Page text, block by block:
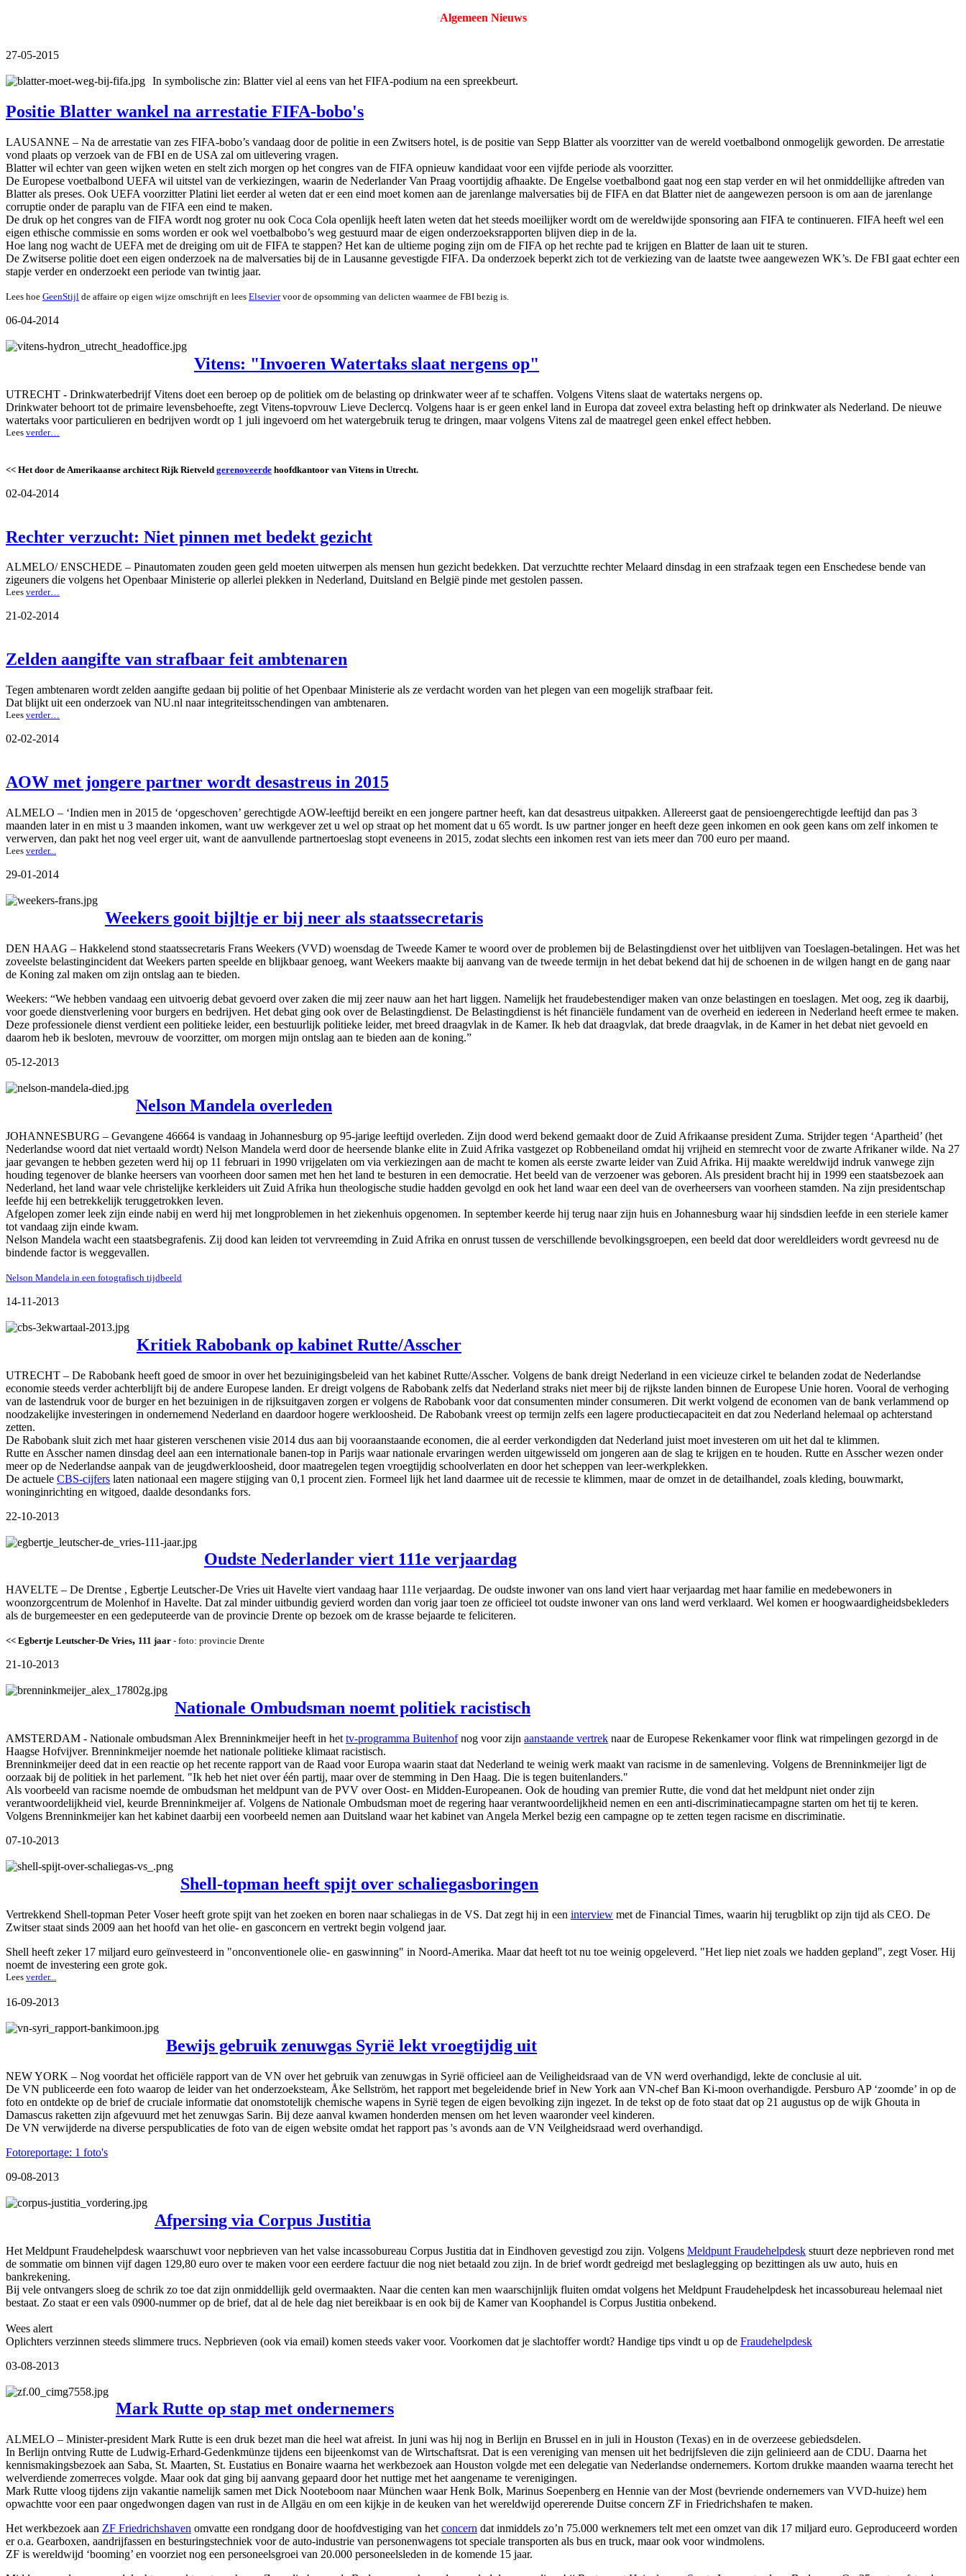
Algemeen Nieuws
27-05-2015
In symbolische zin: Blatter viel al eens van het FIFA-podium na een spreekbeurt.
Positie Blatter wankel na arrestatie FIFA-bobo's
LAUSANNE – Na de arrestatie van zes FIFA-bobo’s vandaag door de politie in een Zwitsers hotel, is de positie van Sepp Blatter als voorzitter van de wereld voetbalbond onmogelijk geworden. De arrestatie
vond plaats op verzoek van de FBI en de USA zal om uitlevering vragen.
Blatter wil echter van geen wijken weten en stelt zich morgen op het congres van de FIFA opnieuw kandidaat voor een vijfde periode als voorzitter.
De Europese voetbalbond UEFA wil uitstel van de verkiezingen, waarin de Nederlander Van Praag voortijdig afhaakte. De Engelse voetbalbond gaat nog een stap verder en wil het onmiddellijke aftreden van
Blatter als preses. Ook UEFA voorzitter Platini liet eerder al weten dat er een eind moet komen aan de jarenlange malversaties bij de FIFA en dat Blatter niet de aangewezen persoon is om aan de jarenlange
corruptie onder de paraplu van de FIFA een eind te maken.
De druk op het congres van de FIFA wordt nog groter nu ook Coca Cola openlijk heeft laten weten dat het steeds moeilijker wordt om de wereldwijde sponsoring aan FIFA te continueren. FIFA heeft wel een
eigen ethische commissie en soms worden er ook wel voetbalbobo’s weg gestuurd maar de eigen onderzoeksrapporten blijven diep in de la.
Hoe lang nog wacht de UEFA met de dreiging om uit de FIFA te stappen? Het kan de ultieme poging zijn om de FIFA op het rechte pad te krijgen en Blatter de laan uit te sturen.
De Zwitserse politie doet een eigen onderzoek na de malversaties bij de in Lausanne gevestigde FIFA. Da onderzoek beperkt zich tot de verkiezing van de laatste twee aangewezen WK’s. De FBI gaat echter een
stapje verder en onderzoekt een periode van twintig jaar.
Lees hoe GeenStijl de affaire op eigen wijze omschrijft en lees Elseviervoor de opsomming van delicten waarmee de FBI bezig is.
06-04-2014
Vitens: "Invoeren Watertaks slaat nergens op"
UTRECHT - Drinkwaterbedrijf Vitens doet een beroep op de politiek om de belasting op drinkwater weer af te schaffen. Volgens Vitens slaat de watertaks nergens op.
Drinkwater behoort tot de primaire levensbehoefte, zegt Vitens-topvrouw Lieve Declercq. Volgens haar is er geen enkel land in Europa dat zoveel extra belasting heft op drinkwater als Nederland. De nieuwe
watertaks voor particulieren en bedrijven wordt op 1 juli ingevoerd om het watergebruik terug te dringen, maar volgens Vitens zal de maatregel geen enkel effect hebben.
Lees verder…
<< Het door de Amerikaanse architect Rijk Rietveld gerenoveerde hoofdkantoor van Vitens in Utrecht.
02-04-2014
Rechter verzucht: Niet pinnen met bedekt gezicht
ALMELO/ ENSCHEDE – Pinautomaten zouden geen geld moeten uitwerpen als mensen hun gezicht bedekken. Dat verzuchtte rechter Melaard dinsdag in een strafzaak tegen een Enschedese bende van
zigeuners die volgens het Openbaar Ministerie op allerlei plekken in Nederland, Duitsland en België pinde met gestolen passen.
Lees verder…
21-02-2014
Zelden aangifte van strafbaar feit ambtenaren
Tegen ambtenaren wordt zelden aangifte gedaan bij politie of het Openbaar Ministerie als ze verdacht worden van het plegen van een mogelijk strafbaar feit.
Dat blijkt uit een onderzoek van NU.nl naar integriteitsschendingen van ambtenaren.
Lees verder…
02-02-2014
AOW met jongere partner wordt desastreus in 2015
ALMELO – ‘Indien men in 2015 de ‘opgeschoven’ gerechtigde AOW-leeftijd bereikt en een jongere partner heeft, kan dat desastreus uitpakken. Allereerst gaat de pensioengerechtigde leeftijd dan pas 3
maanden later in en mist u 3 maanden inkomen, want uw werkgever zet u wel op straat op het moment dat u 65 wordt. Is uw partner jonger en heeft deze geen inkomen en ook geen kans om zelf inkomen te
verwerven, dan pakt het nog veel erger uit, want de aanvullende partnertoeslag stopt eveneens in 2015, zodat slechts een inkomen rest van iets meer dan 700 euro per maand.
Lees verder...
29-01-2014
Weekers gooit bijltje er bij neer als staatssecretaris
DEN HAAG – Hakkelend stond staatssecretaris Frans Weekers (VVD) woensdag de Tweede Kamer te woord over de problemen bij de Belastingdienst over het uitblijven van Toeslagen-betalingen. Het was het
zoveelste belastingincident dat Weekers parten speelde en blijkbaar genoeg, want Weekers maakte bij aanvang van de tweede termijn in het debat bekend dat hij de schoenen in de wilgen hangt en de gang naar
de Koning zal maken om zijn ontslag aan te bieden.
Weekers: “We hebben vandaag een uitvoerig debat gevoerd over zaken die mij zeer nauw aan het hart liggen. Namelijk het fraudebestendiger maken van onze belastingen en toeslagen. Met oog, zeg ik daarbij,
voor goede dienstverlening voor burgers en bedrijven. Het debat ging ook over de Belastingdienst. De Belastingdienst is hét financiële fundament van de overheid en iedereen in Nederland heeft ermee te maken.
Deze professionele dienst verdient een politieke leider, een bestuurlijk politieke leider, met breed draagvlak in de Kamer. Ik heb dat draagvlak, dat brede draagvlak, in de Kamer in het debat niet gevoeld en
daarom heb ik besloten, mevrouw de voorzitter, om morgen mijn ontslag aan te bieden aan de koning.”
05-12-2013
Nelson Mandela overleden
JOHANNESBURG – Gevangene 46664 is vandaag in Johannesburg op 95-jarige leeftijd overleden. Zijn dood werd bekend gemaakt door de Zuid Afrikaanse president Zuma. Strijder tegen ‘Apartheid’ (het
Nederlandse woord dat niet vertaald wordt) Nelson Mandela werd door de heersende blanke elite in Zuid Afrika vastgezet op Robbeneiland omdat hij vrijheid en stemrecht voor de zwarte Afrikaner wilde. Na 27
jaar gevangen te hebben gezeten werd hij op 11 februari in 1990 vrijgelaten om via verkiezingen aan de macht te komen als eerste zwarte leider van Zuid Afrika. Hij maakte wereldwijd indruk vanwege zijn
houding tegenover de blanke heersers van voorheen door samen met hen het land te besturen in een democratie. Het beeld van de verzoener was geboren. Als president bracht hij in 1999 een staatsbezoek aan
Nederland, het land waar vele christelijke kerkleiders uit Zuid Afrika hun theologische studie hadden gevolgd en ook het land waar een deel van de overheersers van voorheen stamden. Na zijn presidentschap
leefde hij een betrekkelijk teruggetrokken leven.
Afgelopen zomer leek zijn einde nabij en werd hij met longproblemen in het ziekenhuis opgenomen. In september keerde hij terug naar zijn huis en Johannesburg waar hij sindsdien leefde in een steriele kamer
tot vandaag zijn einde kwam.
Nelson Mandela wacht een staatsbegrafenis. Zij dood kan leiden tot vervreemding in Zuid Afrika en onrust tussen de verschillende bevolkingsgroepen, een beeld dat door wereldleiders wordt gevreesd nu de
bindende factor is weggevallen.
Nelson Mandela in een fotografisch tijdbeeld
14-11-2013
Kritiek Rabobank op kabinet Rutte/Asscher
UTRECHT – De Rabobank heeft goed de smoor in over het bezuinigingsbeleid van het kabinet Rutte/Asscher. Volgens de bank dreigt Nederland in een vicieuze cirkel te belanden zodat de Nederlandse
economie steeds verder achterblijft bij de andere Europese landen. Er dreigt volgens de Rabobank zelfs dat Nederland straks niet meer bij de rijkste landen binnen de Europese Unie horen. Vooral de verhoging
van de lastendruk voor de burger en het bezuinigen in de rijksuitgaven zorgen er volgens de Rabobank voor dat consumenten minder consumeren. Dit werkt volgend de economen van de bank verlammend op
noodzakelijke investeringen in ondernemend Nederland en daardoor hogere werkloosheid. De Rabobank vreest op termijn zelfs een lagere productiecapaciteit en dat zou Nederland helemaal op achterstand
zetten.
De Rabobank sluit zich met haar gisteren verschenen visie 2014 dus aan bij vooraanstaande economen, die al eerder verkondigden dat Nederland juist moet investeren om uit het dal te klimmen.
Rutte en Asscher namen dinsdag deel aan een internationale banen-top in Parijs waar nationale ervaringen werden uitgewisseld om jongeren aan de slag te krijgen en te houden. Rutte en Asscher wezen onder
meer op de Nederlandse aanpak van de jeugdwerkloosheid, door maatregelen tegen vroegtijdig schoolverlaten en door het scheppen van leer-werkplekken.
De actuele CBS-cijfers laten nationaal een magere stijging van 0,1 procent zien. Formeel lijk het land daarmee uit de recessie te klimmen, maar de omzet in de detailhandel, zoals kleding, bouwmarkt,
woninginrichting en witgoed, daalde desondanks fors.
22-10-2013
Oudste Nederlander viert 111e verjaardag
HAVELTE – De Drentse , Egbertje Leutscher-De Vries uit Havelte viert vandaag haar 111e verjaardag. De oudste inwoner van ons land viert haar verjaardag met haar familie en medebewoners in
woonzorgcentrum de Molenhof in Havelte. Dat zal minder uitbundig gevierd worden dan vorig jaar toen ze officieel tot oudste inwoner van ons land werd verklaard. Wel komen er hoogwaardigheidsbekleders
als de burgemeester en een gedeputeerde van de provincie Drente op bezoek om de krasse bejaarde te feliciteren.
<< Egbertje Leutscher-De Vries, 111 jaar - foto: provincie Drente
21-10-2013
Nationale Ombudsman noemt politiek racistisch
AMSTERDAM - Nationale ombudsman Alex Brenninkmeijer heeft in het tv-programma Buitenhofnog voor zijn aanstaande vertrek naar de Europese Rekenkamer voor flink wat rimpelingen gezorgd in de
Haagse Hofvijver. Brenninkmeijer noemde het nationale politieke klimaat racistisch.
Brenninkmeijer deed dat in een reactie op het recente rapport van de Raad voor Europa waarin staat dat Nederland te weinig werk maakt van racisme in de samenleving. Volgens de Brenninkmeijer ligt de
oorzaak bij de politiek in het parlement. "Ik heb het niet over één partij, maar over de stemming in Den Haag. Die is tegen buitenlanders."
Als voorbeeld van racisme noemde de ombudsman het meldpunt van de PVV over Oost- en Midden-Europeanen. Ook de houding van premier Rutte, die vond dat het meldpunt niet onder zijn
verantwoordelijkheid viel, keurde Brenninkmeijer af. Volgens de Nationale Ombudsman moet de regering haar verantwoordelijkheid nemen en een anti-discriminatiecampagne starten om het tij te keren.
Volgens Brenninkmeijer kan het kabinet daarbij een voorbeeld nemen aan Duitsland waar het kabinet van Angela Merkel bezig een campagne op te zetten tegen racisme en discriminatie.
07-10-2013
Shell-topman heeft spijt over schaliegasboringen
Vertrekkend Shell-topman Peter Voser heeft grote spijt van het zoeken en boren naar schaliegas in de VS. Dat zegt hij in een interview met de Financial Times, waarin hij terugblikt op zijn tijd als CEO. De
Zwitser staat sinds 2009 aan het hoofd van het olie- en gasconcern en vertrekt begin volgend jaar.
Shell heeft zeker 17 miljard euro geïnvesteerd in "onconventionele olie- en gaswinning" in Noord-Amerika. Maar dat heeft tot nu toe weinig opgeleverd. "Het liep niet zoals we hadden gepland", zegt Voser. Hij
noemt de investering een grote gok.
Lees verder...
16-09-2013
Bewijs gebruik zenuwgas Syrië lekt vroegtijdig uit
NEW YORK – Nog voordat het officiële rapport van de VN over het gebruik van zenuwgas in Syrië officieel aan de Veiligheidsraad van de VN werd overhandigd, lekte de conclusie al uit.
De VN publiceerde een foto waarop de leider van het onderzoeksteam, Åke Sellström, het rapport met begeleidende brief in New York aan VN-chef Ban Ki-moon overhandigde. Persburo AP ‘zoomde’ in op de
foto en ontdekte op de brief de cruciale informatie dat onomstotelijk chemische wapens in Syrië tegen de eigen bevolking zijn ingezet. In de tekst op de foto staat dat op 21 augustus op de wijk Ghouta in
Damascus raketten zijn afgevuurd met het zenuwgas Sarin. Bij deze aanval kwamen honderden mensen om het leven waaronder veel kinderen.
De VN verwijderde na diverse perspublicaties de foto van de eigen website omdat het rapport pas 's avonds aan de VN Veilgheidsraad werd overhandigd.
Fotoreportage: 1 foto's
09-08-2013
Afpersing via Corpus Justitia
Het Meldpunt Fraudehelpdesk waarschuwt voor nepbrieven van het valse incassobureau Corpus Justitia dat in Eindhoven gevestigd zou zijn. Volgens Meldpunt Fraudehelpdesk stuurt deze nepbrieven rond met
de sommatie om binnen vijf dagen 129,80 euro over te maken voor een eerdere factuur die nog niet betaald zou zijn. In de brief wordt gedreigd met beslaglegging op bezittingen als uw auto, huis en
bankrekening.
Bij vele ontvangers sloeg de schrik zo toe dat zijn onmiddellijk geld overmaakten. Naar die centen kan men waarschijnlijk fluiten omdat volgens het Meldpunt Fraudehelpdesk het incassobureau helemaal niet
bestaat. Zo staat er een vals 0900-nummer op de brief, dat al de hele dag niet bereikbaar is en ook bij de Kamer van Koophandel is Corpus Justitia onbekend.
Wees alert
Oplichters verzinnen steeds slimmere trucs. Nepbrieven (ook via email) komen steeds vaker voor. Voorkomen dat je slachtoffer wordt? Handige tips vindt u op de Fraudehelpdesk
03-08-2013
Mark Rutte op stap met ondernemers
ALMELO – Minister-president Mark Rutte is een druk bezet man die heel wat afreist. In juni was hij nog in Berlijn en Brussel en in juli in Houston (Texas) en in de overzeese gebiedsdelen.
In Berlijn ontving Rutte de Ludwig-Erhard-Gedenkmünze tijdens een bijeenkomst van de Wirtschaftsrat. Dat is een vereniging van mensen uit het bedrijfsleven die zijn gelinieerd aan de CDU. Daarna het
kennismakingsbezoek aan Saba, St. Maarten, St. Eustatius en Bonaire waarna het werkbezoek aan Houston volgde met een delegatie van Nederlandse ondernemers. Kortom drukke maanden waarna terecht het
welverdiende zomerreces volgde. Maar ook dat ging bij aanvang gepaard door het nuttige met het aangename te verenigingen.
Mark Rutte vloog tijdens zijn vakantie namelijk samen met Dick Nooteboom naar München waar Henk Bolk, Marinus Soepenberg en Hennie van der Most (bevriende ondernemers van VVD-huize) hem
opwachtte voor een paar ongedwongen dagen van rust in de Allgäu en om een kijkje in de keuken van het wereldwijd opererende Duitse concern ZF in Friedrichshafen te maken.
Het werkbezoek aan ZF Friedrichshaven omvatte een rondgang door de hoofdvestiging van het concern dat inmiddels zo’n 75.000 werknemers telt met een omzet van dik 17 miljard euro. Geproduceerd worden
er o.a. Gearboxen, aandrijfassen en besturingstechniek voor de auto-industrie van personenwagens tot speciale transporten als bus en truck, maar ook voor windmolens.
ZF is wereldwijd ‘booming’ en voorziet nog een personeelsgroei van 20.000 personeelsleden in de komende 15 jaar.